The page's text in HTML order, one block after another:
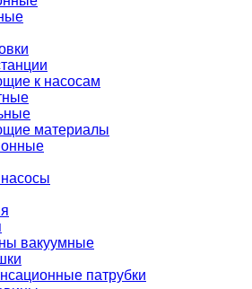
к насосам
материалы
вакуумные
патрубки